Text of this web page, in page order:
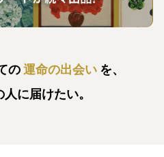
の運命の出会い を、
に届けたい。